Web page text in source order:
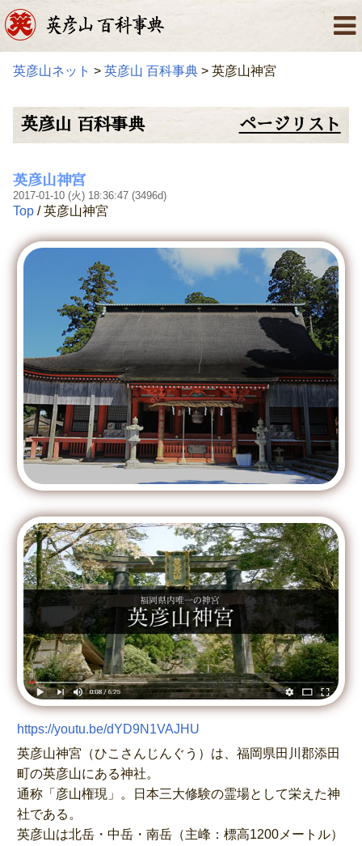
英彦山ネット > 英彦山 百科事典 > 英彦山神宮
英彦山 百科事典 ページリスト
英彦山神宮
2017-01-10 (火) 18:36:47 (3496d)
Top / 英彦山神宮
https://youtu.be/dYD9N1VAJHU
英彦山神宮（ひこさんじんぐう）は、福岡県田川郡添田
町の英彦山にある神社。
通称「彦山権現」。日本三大修験の霊場として栄えた神
社である。
英彦山は北岳・中岳・南岳（主峰：標高1200メートル）